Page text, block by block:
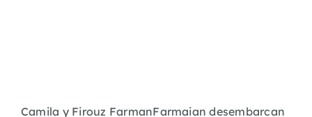
Camila y Firouz FarmanFarmaian desembarcan